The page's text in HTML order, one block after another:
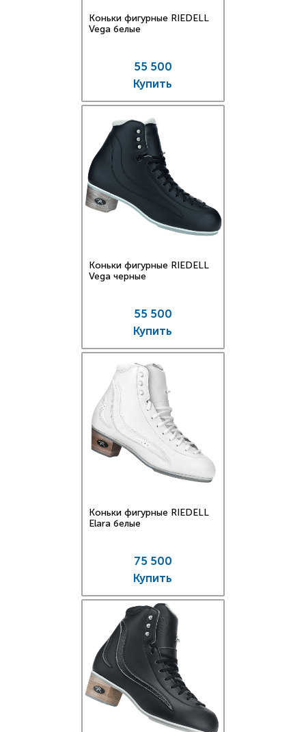
Коньки фигурные RIEDELL
Vega белые
55 500
Купить
Коньки фигурные RIEDELL
Vega черные
55 500
Купить
Коньки фигурные RIEDELL
Elara белые
75 500
Купить